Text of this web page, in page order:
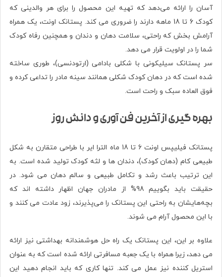
آسان را ارائه می‌دهد که تهیه این محصول را برای هر والدینی که
کودک 6 تا 18 ماهه دارند را ضروری می کند. پستانک اونت، یک همراه
آرامش بخش که راحتی، سلامت دهان و دندان و همچنین رفاه کودک
شما را در اولویت قرار می دهد.
سر پستانک سیلیکونی با شکلی بادامی (ارتودنسی)، طوری ساخته
شده است که در دهان کودک شکلی همانند سینه مادر را تداعی کرده و
فوق العاده سبک و راحت است.
بهره گیری از آخرین فن آوری و دانش روز
پستانک فیلیپس اونت 6 تا 18 ماه الترا ایر با طراحی متقارن به شکل
طبیعی کام (دهان کودک)، دندان ها و لثه کودک تولید شده است. به
این ترتیب باعث رشد و تکامل طبیعی و سالم دهان می شود. در
حقیقت باید بگوییم 98% از مادران جهان اظهار داشته اند که
بچه‌هایشان به راحتی این پستانک را می‌پذیرند، زود عادت می کنند و
با این محصول آرام می شوند.
علاوه بر این، این پستانک یک راه حل هوشمندانه بهداشتی نیز ارائه
می دهد، زیرا همراه با یک جعبه مسافرتی ارائه شده است که به عنوان
استریل کننده نیز عمل می کند. تنها کاری که باید انجام دهید این